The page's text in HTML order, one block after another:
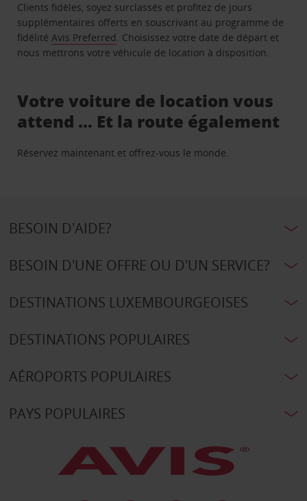
Clients fidèles, soyez surclassés et profitez de jours
supplémentaires offerts en souscrivant au programme de
fidélitéAvis Preferred. Choisissez votre date de départ et
nous mettrons votre véhicule de location à disposition.
Votre voiture de location vous
attend … Et la route également
Réservez maintenant et offrez-vous le monde.
BESOIN D'AIDE?
BESOIN D'UNE OFFRE OU D'UN SERVICE?
DESTINATIONS LUXEMBOURGEOISES
DESTINATIONS POPULAIRES
AÉROPORTS POPULAIRES
PAYS POPULAIRES